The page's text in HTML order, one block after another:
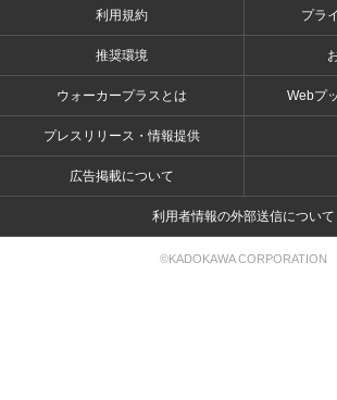
利用規約 プラ
推奨環境
ウォーカープラスとは Webプ
プレスリリース・情報提供
広告掲載について
利用者情報の外部送信について
©KADOKAWA CORPORATION